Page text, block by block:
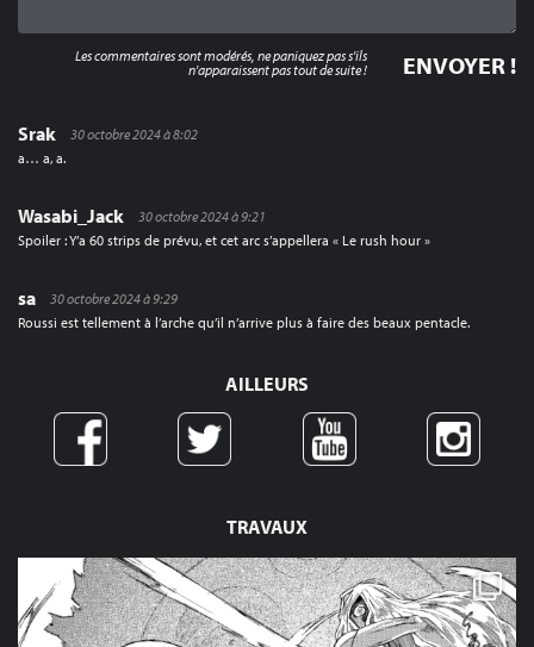
TRAVAUX
Srak
30 octobre 2024 à 8:02
a… a, a.
Wasabi_Jack
30 octobre 2024 à 9:21
Spoiler : Y’a 60 strips de prévu, et cet arc s’appellera « Le rush hour »
sa
30 octobre 2024 à 9:29
Roussi est tellement à l’arche qu’il n’arrive plus à faire des beaux pentacle.
Les commentaires sont modérés, ne paniquez pas s'ils
n'apparaissent pas tout de suite !
AILLEURS